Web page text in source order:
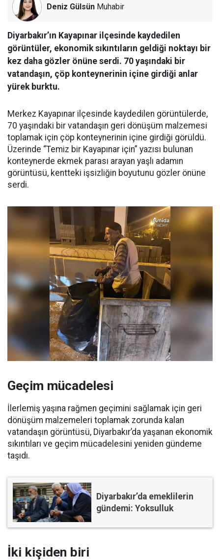
Deniz Gülsün Muhabir
Diyarbakır’ın Kayapınar ilçesinde kaydedilen
görüntüler, ekonomik sıkıntıların geldiği noktayı bir
kez daha gözler önüne serdi. 70 yaşındaki bir
vatandaşın, çöp konteynerinin içine girdiği anlar
yürek burktu.
Merkez Kayapınar ilçesinde kaydedilen görüntülerde,
70 yaşındaki bir vatandaşın geri dönüşüm malzemesi
toplamak için çöp konteynerinin içine girdiği görüldü.
Üzerinde “Temiz bir Kayapınar için” yazısı bulunan
konteynerde ekmek parası arayan yaşlı adamın
görüntüsü, kentteki işsizliğin boyutunu gözler önüne
serdi.
Geçim mücadelesi
İlerlemiş yaşına rağmen geçimini sağlamak için geri
dönüşüm malzemeleri toplamak zorunda kalan
vatandaşın görüntüsü, Diyarbakır’da yaşanan ekonomik
sıkıntıları ve geçim mücadelesini yeniden gündeme
taşıdı.
Diyarbakır’da emeklilerin
gündemi: Yoksulluk
İki kişiden biri